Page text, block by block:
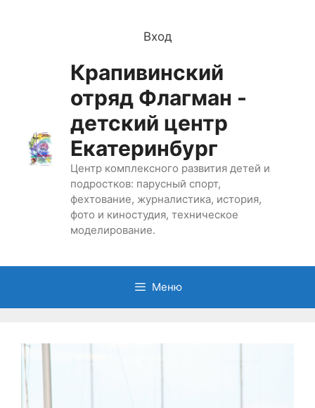
Вход
Крапивинский
отряд Флагман -
детский центр
Екатеринбург
Центр комплексного развития детей и
подростков: парусный спорт,
фехтование, журналистика, история,
фото и киностудия, техническое
моделирование.
Меню